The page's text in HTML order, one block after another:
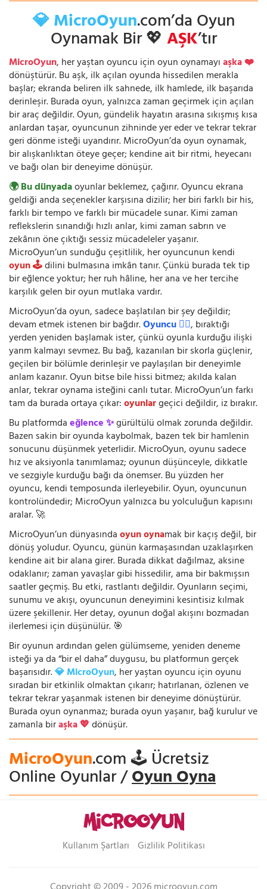
💎 MicroOyun.com’da Oyun
Oynamak Bir 💖AŞK’tır
MicroOyun, her yaştan oyuncu için oyun oynamayıaşka ❤️
dönüştürür. Bu aşk, ilk açılan oyunda hissedilen merakla
başlar; ekranda beliren ilk sahnede, ilk hamlede, ilk başarıda
derinleşir. Burada oyun, yalnızca zaman geçirmek için açılan
bir araç değildir. Oyun, gündelik hayatın arasına sıkışmış kısa
anlardan taşar, oyuncunun zihninde yer eder ve tekrar tekrar
geri dönme isteği uyandırır. MicroOyun’da oyun oynamak,
bir alışkanlıktan öteye geçer; kendine ait bir ritmi, heyecanı
ve bağı olan bir deneyime dönüşür.
🌍 Bu dünyadaoyunlar beklemez, çağırır. Oyuncu ekrana
geldiği anda seçenekler karşısına dizilir; her biri farklı bir his,
farklı bir tempo ve farklı bir mücadele sunar. Kimi zaman
reflekslerin sınandığı hızlı anlar, kimi zaman sabrın ve
zekânın öne çıktığı sessiz mücadeleler yaşanır.
MicroOyun’un sunduğu çeşitlilik, her oyuncunun kendi
oyun 🕹️dilini bulmasına imkân tanır. Çünkü burada tek tip
bir eğlence yoktur; her ruh hâline, her ana ve her tercihe
karşılık gelen bir oyun mutlaka vardır.
MicroOyun’da oyun, sadece başlatılan bir şey değildir;
devam etmek istenen bir bağdır.Oyuncu 🧍‍♂️, bıraktığı
yerden yeniden başlamak ister, çünkü oyunla kurduğu ilişki
yarım kalmayı sevmez. Bu bağ, kazanılan bir skorla güçlenir,
geçilen bir bölümle derinleşir ve paylaşılan bir deneyimle
anlam kazanır. Oyun bitse bile hissi bitmez; akılda kalan
anlar, tekrar oynama isteğini canlı tutar. MicroOyun’un farkı
tam da burada ortaya çıkar:oyunlargeçici değildir, iz bırakır.
Bu platformdaeğlence ✨gürültülü olmak zorunda değildir.
Bazen sakin bir oyunda kaybolmak, bazen tek bir hamlenin
sonucunu düşünmek yeterlidir. MicroOyun, oyunu sadece
hız ve aksiyonla tanımlamaz; oyunun düşünceyle, dikkatle
ve sezgiyle kurduğu bağı da önemser. Bu yüzden her
oyuncu, kendi temposunda ilerleyebilir. Oyun, oyuncunun
kontrolündedir; MicroOyun yalnızca bu yolculuğun kapısını
aralar. 🚀
MicroOyun’un dünyasındaoyun oynamak bir kaçış değil, bir
dönüş yoludur. Oyuncu, günün karmaşasından uzaklaşırken
kendine ait bir alana girer. Burada dikkat dağılmaz, aksine
odaklanır; zaman yavaşlar gibi hissedilir, ama bir bakmışsın
saatler geçmiş. Bu etki, rastlantı değildir. Oyunların seçimi,
sunumu ve akışı, oyuncunun deneyimini kesintisiz kılmak
üzere şekillenir. Her detay, oyunun doğal akışını bozmadan
ilerlemesi için düşünülür. 🎯
Bir oyunun ardından gelen gülümseme, yeniden deneme
isteği ya da “bir el daha” duygusu, bu platformun gerçek
başarısıdır.💎 MicroOyun, her yaştan oyuncu için oyunu
sıradan bir etkinlik olmaktan çıkarır; hatırlanan, özlenen ve
tekrar tekrar yaşanmak istenen bir deneyime dönüştürür.
Burada oyun oynanmaz; burada oyun yaşanır, bağ kurulur ve
zamanla biraşka 💖dönüşür.
MicroOyun.com 🕹️ Ücretsiz
Online Oyunlar /Oyun Oyna
Kullanım Şartları Gizlilik Politikası